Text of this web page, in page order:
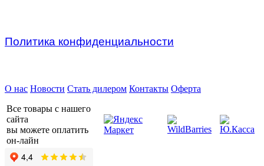
Политика конфиденциальности
О нас Новости Стать дилером Контакты Оферта
Все товары с нашего
сайта
вы можете оплатить
он-лайн